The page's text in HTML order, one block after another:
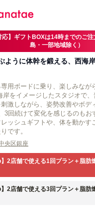
応】ギフトBOXは14時までのご
島・一部地域除く）
ように体幹を鍛える、西海
用ボードに乗り、楽しみなが
岸をイメージしたスタジオで
激しながら、姿勢改善やボデ
3回続けて変化を感じるのもお
ッシュギフトや、体を動かす
です。
央区銀座
】2店舗で使える1回プラン＋脂肪
】2店舗で使える3回プラン＋脂肪